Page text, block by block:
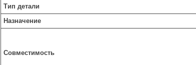
Тип детали
Назначение
Совместимость